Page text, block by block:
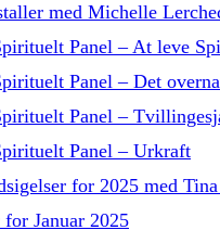
med Michelle
Panel – At leve
Panel – Det
Panel –
Panel – Urkraft
for 2025 med
Januar 2025